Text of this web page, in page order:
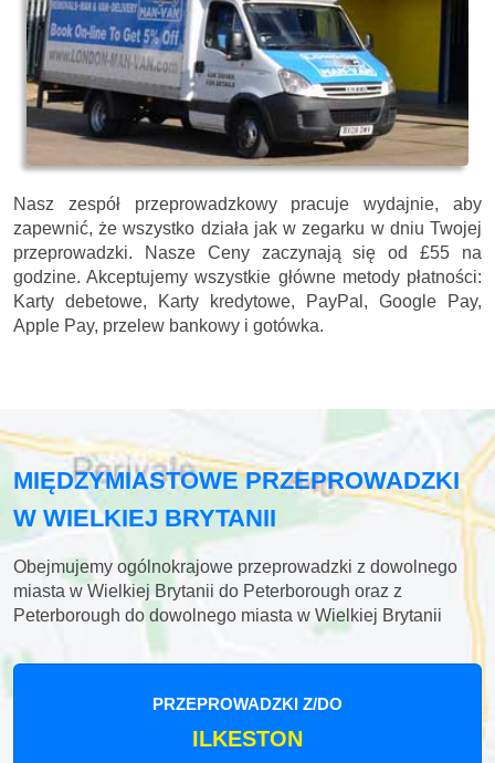
Nasz zespół przeprowadzkowy pracuje wydajnie, aby
zapewnić, że wszystko działa jak w zegarku w dniu Twojej
przeprowadzki. Nasze Ceny zaczynają się od £55 na
godzine. Akceptujemy wszystkie główne metody płatności:
Karty debetowe, Karty kredytowe, PayPal, Google Pay,
Apple Pay, przelew bankowy i gotówka.
MIĘDZYMIASTOWE PRZEPROWADZKI
W WIELKIEJ BRYTANII
Obejmujemy ogólnokrajowe przeprowadzki z dowolnego
miasta w Wielkiej Brytanii do Peterborough oraz z
Peterborough do dowolnego miasta w Wielkiej Brytanii
PRZEPROWADZKI Z/DO
ILKESTON